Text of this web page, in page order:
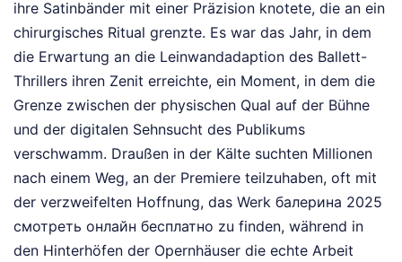
ihre Satinbänder mit einer Präzision knotete, die an ein
chirurgisches Ritual grenzte. Es war das Jahr, in dem
die Erwartung an die Leinwandadaption des Ballett-
Thrillers ihren Zenit erreichte, ein Moment, in dem die
Grenze zwischen der physischen Qual auf der Bühne
und der digitalen Sehnsucht des Publikums
verschwamm. Draußen in der Kälte suchten Millionen
nach einem Weg, an der Premiere teilzuhaben, oft mit
der verzweifelten Hoffnung, das Werk балерина 2025
смотреть онлайн бесплатно zu finden, während in
den Hinterhöfen der Opernhäuser die echte Arbeit